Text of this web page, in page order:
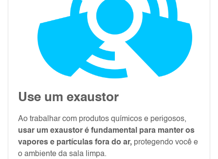
Use um exaustor
Ao trabalhar com produtos químicos e perigosos,
usar um exaustor é fundamental para manter os
vapores e partículas fora do ar, protegendo você e
o ambiente da sala limpa.